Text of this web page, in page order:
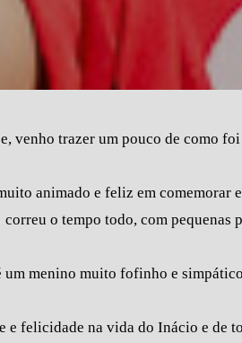
venho trazer um pouco de como
animado e feliz em comemorar
correu o tempo todo, com pequenas
um menino muito fofinho e
e felicidade na vida do Inácio e